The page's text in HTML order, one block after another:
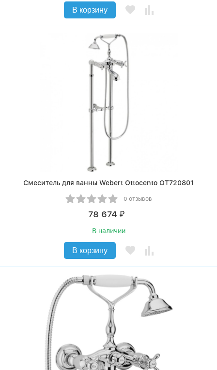
В корзину
Смеситель для ванны Webert Ottocento OT720801
0 отзывов
78 674 ₽
В наличии
В корзину